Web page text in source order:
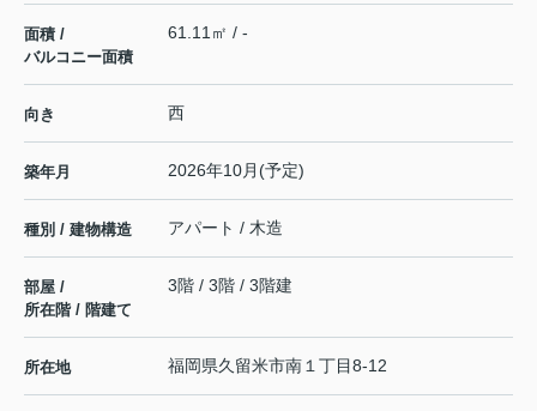
面積 /
バルコニー面積
61.11㎡ / -
向き 西
築年月 2026年10月(予定)
種別 / 建物構造 アパート / 木造
部屋 /
所在階 / 階建て
3階 / 3階 / 3階建
所在地 福岡県久留米市南 １丁目8-12